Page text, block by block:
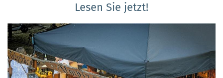
Lesen Sie jetzt!